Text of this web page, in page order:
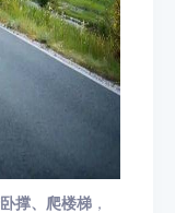
撑、爬楼梯 ，